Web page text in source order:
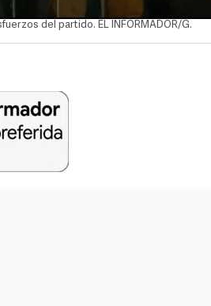
del partido. EL INFORMADOR/G.